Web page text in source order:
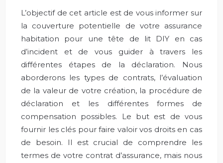
L’objectif de cet article est de vous informer sur
la couverture potentielle de votre assurance
habitation pour une tête de lit DIY en cas
d’incident et de vous guider à travers les
différentes étapes de la déclaration. Nous
aborderons les types de contrats, l’évaluation
de la valeur de votre création, la procédure de
déclaration et les différentes formes de
compensation possibles. Le but est de vous
fournir les clés pour faire valoir vos droits en cas
de besoin. Il est crucial de comprendre les
termes de votre contrat d’assurance, mais nous